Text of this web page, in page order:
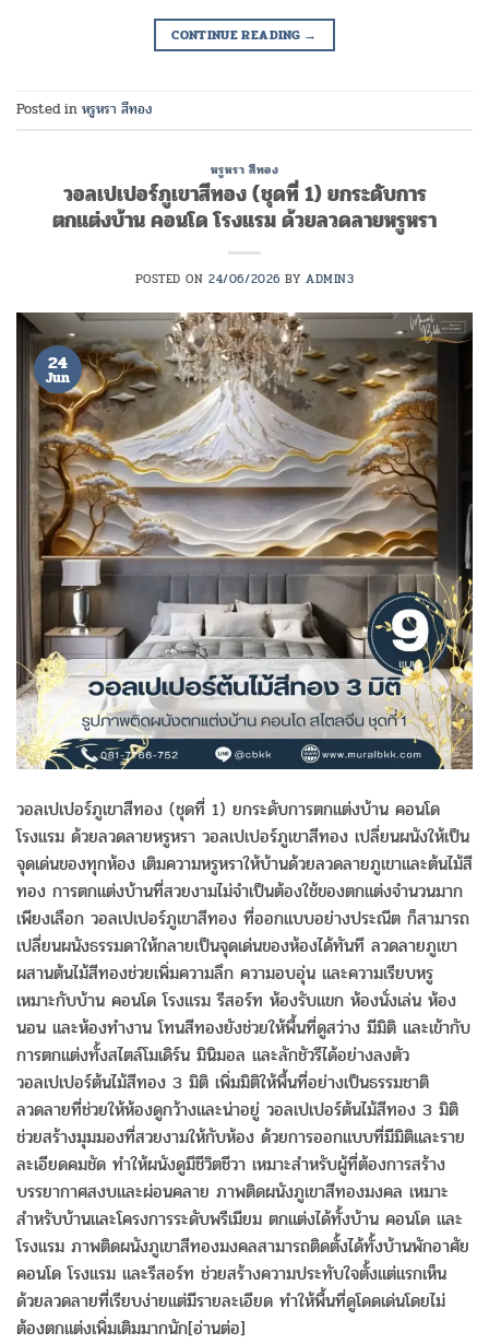
CONTINUE READING →
Posted in หรูหรา สีทอง
หรูหรา สีทอง
วอลเปเปอร์ภูเขาสีทอง (ชุดที่ 1) ยกระดับการ
ตกแต่งบ้าน คอนโด โรงแรม ด้วยลวดลายหรูหรา
POSTED ON24/06/2026 BYADMIN3
24
Jun
วอลเปเปอร์ภูเขาสีทอง (ชุดที่ 1) ยกระดับการตกแต่งบ้าน คอนโด
โรงแรม ด้วยลวดลายหรูหรา วอลเปเปอร์ภูเขาสีทอง เปลี่ยนผนังให้เป็น
จุดเด่นของทุกห้อง เติมความหรูหราให้บ้านด้วยลวดลายภูเขาและต้นไม้สี
ทอง การตกแต่งบ้านที่สวยงามไม่จำเป็นต้องใช้ของตกแต่งจำนวนมาก
เพียงเลือก วอลเปเปอร์ภูเขาสีทอง ที่ออกแบบอย่างประณีต ก็สามารถ
เปลี่ยนผนังธรรมดาให้กลายเป็นจุดเด่นของห้องได้ทันที ลวดลายภูเขา
ผสานต้นไม้สีทองช่วยเพิ่มความลึก ความอบอุ่น และความเรียบหรู
เหมาะกับบ้าน คอนโด โรงแรม รีสอร์ท ห้องรับแขก ห้องนั่งเล่น ห้อง
นอน และห้องทำงาน โทนสีทองยังช่วยให้พื้นที่ดูสว่าง มีมิติ และเข้ากับ
การตกแต่งทั้งสไตล์โมเดิร์น มินิมอล และลักชัวรีได้อย่างลงตัว
วอลเปเปอร์ต้นไม้สีทอง 3 มิติ เพิ่มมิติให้พื้นที่อย่างเป็นธรรมชาติ
ลวดลายที่ช่วยให้ห้องดูกว้างและน่าอยู่ วอลเปเปอร์ต้นไม้สีทอง 3 มิติ
ช่วยสร้างมุมมองที่สวยงามให้กับห้อง ด้วยการออกแบบที่มีมิติและราย
ละเอียดคมชัด ทำให้ผนังดูมีชีวิตชีวา เหมาะสำหรับผู้ที่ต้องการสร้าง
บรรยากาศสงบและผ่อนคลาย ภาพติดผนังภูเขาสีทองมงคล เหมาะ
สำหรับบ้านและโครงการระดับพรีเมียม ตกแต่งได้ทั้งบ้าน คอนโด และ
โรงแรม ภาพติดผนังภูเขาสีทองมงคลสามารถติดตั้งได้ทั้งบ้านพักอาศัย
คอนโด โรงแรม และรีสอร์ท ช่วยสร้างความประทับใจตั้งแต่แรกเห็น
ด้วยลวดลายที่เรียบง่ายแต่มีรายละเอียด ทำให้พื้นที่ดูโดดเด่นโดยไม่
ต้องตกแต่งเพิ่มเติมมากนัก[อ่านต่อ]